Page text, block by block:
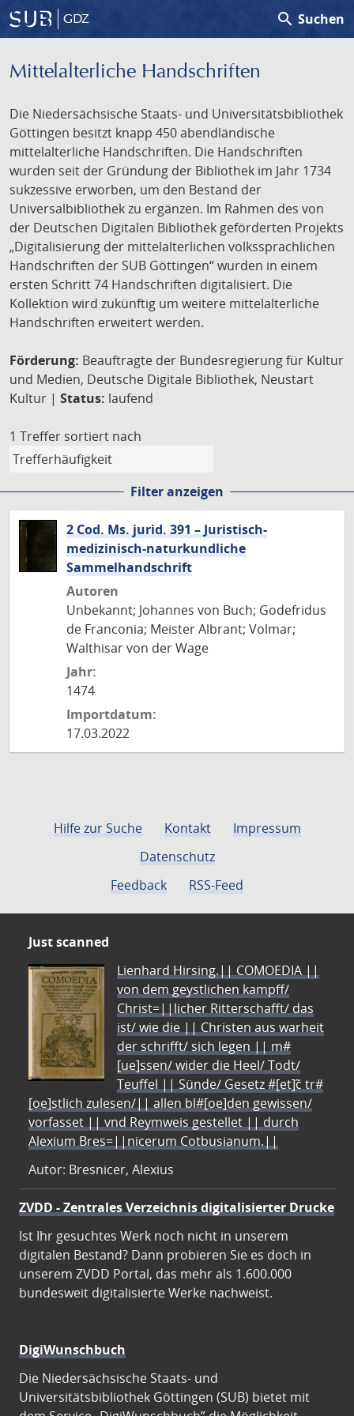
GDZ search Suchen
Mittelalterliche Handschriften
Die Niedersächsische Staats- und Universitätsbibliothek
Göttingen besitzt knapp 450 abendländische
mittelalterliche Handschriften. Die Handschriften
wurden seit der Gründung der Bibliothek im Jahr 1734
sukzessive erworben, um den Bestand der
Universalbibliothek zu ergänzen. Im Rahmen des von
der Deutschen Digitalen Bibliothek geförderten Projekts
„Digitalisierung der mittelalterlichen volkssprachlichen
Handschriften der SUB Göttingen“ wurden in einem
ersten Schritt 74 Handschriften digitalisiert. Die
Kollektion wird zukünftig um weitere mittelalterliche
Handschriften erweitert werden.
Förderung: Beauftragte der Bundesregierung für Kultur
und Medien, Deutsche Digitale Bibliothek, Neustart
Kultur | Status: laufend
1 Treffer sortiert nach
Filter anzeigen
2 Cod. Ms. jurid. 391 – Juristisch-
medizinisch-naturkundliche
Sammelhandschrift
Autoren
Unbekannt; Johannes von Buch; Godefridus
de Franconia; Meister Albrant; Volmar;
Walthisar von der Wage
Jahr:
1474
Importdatum:
17.03.2022
Hilfe zur Suche Kontakt
Impressum
Datenschutz
Feedback
RSS-Feed
Just scanned
Lienhard Hirsing.|| COMOEDIA ||
von dem geystlichen kampff/
Christ=||licher Ritterschafft/ das
ist/ wie die || Christen aus warheit
der schrifft/ sich legen || m#
[ue]ssen/ wider die Heel/ Todt/
Teuffel || Sünde/ Gesetz #[et]c̃ tr#
[oe]stlich zulesen/|| allen bl#[oe]den gewissen/
vorfasset || vnd Reymweis gestellet || durch
Alexium Bres=||nicerum Cotbusianum.||
Autor: Bresnicer, Alexius
ZVDD - Zentrales Verzeichnis digitalisierter Drucke
Ist Ihr gesuchtes Werk noch nicht in unserem
digitalen Bestand? Dann probieren Sie es doch in
unserem ZVDD Portal, das mehr als 1.600.000
bundesweit digitalisierte Werke nachweist.
DigiWunschbuch
Die Niedersächsische Staats- und
Universitätsbibliothek Göttingen (SUB) bietet mit